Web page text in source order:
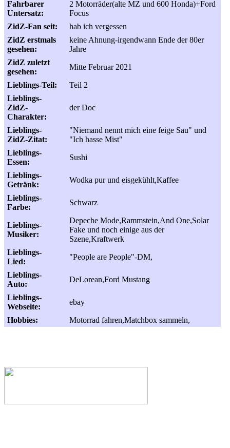
Fahrbarer
Untersatz:
2 Motorräder(alte MZ und 600 Honda)+Ford
Focus
ZidZ-Fan seit:
hab ich vergessen
ZidZ erstmals
gesehen:
keine Ahnung-irgendwann Ende der 80er
Jahre
ZidZ zuletzt
gesehen:
Mitte Februar 2021
Lieblings-Teil:
Teil 2
Lieblings-
ZidZ-
Charakter:
der Doc
Lieblings-
ZidZ-Zitat:
"Niemand nennt mich eine feige Sau" und
"Ich hasse Mist"
Lieblings-
Essen:
Sushi
Lieblings-
Getränk:
Wodka pur und eisgekühlt,Kaffee
Lieblings-
Farbe:
Schwarz
Lieblings-
Musiker:
Depeche Mode,Rammstein,And One,Solar
Fake und noch einige aus der
Szene,Kraftwerk
Lieblings-
Lied:
"People are People"-DM,
Lieblings-
Auto:
DeLorean,Ford Mustang
Lieblings-
Webseite:
ebay
Hobbies: Motorrad fahren,Matchbox sammeln,